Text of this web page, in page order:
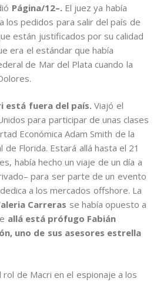
Página/12–. El juez ya había
los pedidos para salir del país de
están justificados por su calidad
era el estándar que había
de Mar del Plata cuando la
está fuera del país. Viajó el
para participar de unas clases
Económica Adam Smith de la
Florida. Estará allá hasta el 21
había hecho un viaje de un día a
para ser parte de un evento
a los mercados offshore. La
Carreras se había opuesto a
allá está prófugo Fabián
uno de sus asesores estrella
de Macri en el espionaje a los